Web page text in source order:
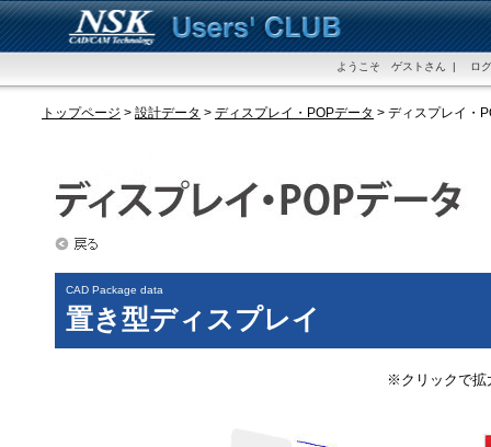
ようこそ ゲストさん | ロ
トップページ > 設計データ > ディスプレイ・POPデータ > ディスプレイ・
CAD Package data
置き型ディスプレイ
※クリックで拡